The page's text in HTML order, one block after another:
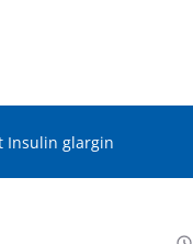
Insulin glargin